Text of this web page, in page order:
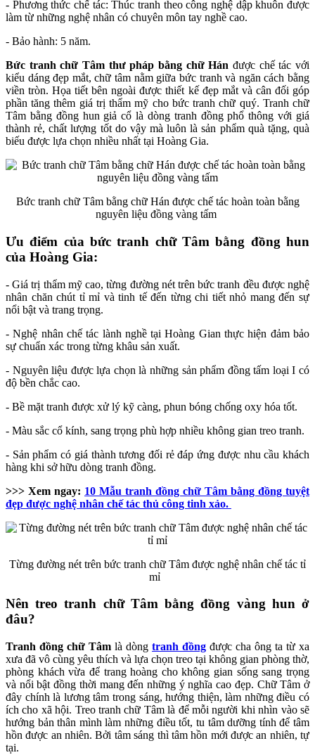
- Phương thức chế tác: Thúc tranh theo công nghệ dập khuôn được
làm từ những nghệ nhân có chuyên môn tay nghề cao.
- Bảo hành: 5 năm.
Bức tranh chữ Tâm thư pháp bằng chữ Hán được chế tác với
kiểu dáng đẹp mắt, chữ tâm nằm giữa bức tranh và ngăn cách bằng
viền tròn. Họa tiết bên ngoài được thiết kế đẹp mắt và cân đối góp
phần tăng thêm giá trị thẩm mỹ cho bức tranh chữ quý. Tranh chữ
Tâm bằng đồng hun giả cổ là dòng tranh đồng phổ thông với giá
thành rẻ, chất lượng tốt do vậy mà luôn là sản phẩm quà tặng, quà
biếu được lựa chọn nhiều nhất tại Hoàng Gia.
Bức tranh chữ Tâm bằng chữ Hán được chế tác hoàn toàn bằng
nguyên liệu đồng vàng tấm
Ưu điểm của bức tranh chữ Tâm bằng đồng hun
của Hoàng Gia:
- Giá trị thẩm mỹ cao, từng đường nét trên bức tranh đều được nghệ
nhân chăn chút tỉ mỉ và tinh tế đến từng chi tiết nhỏ mang đến sự
nổi bật và trang trọng.
- Nghệ nhân chế tác lành nghề tại Hoàng Gian thực hiện đảm bảo
sự chuẩn xác trong từng khâu sản xuất.
- Nguyên liệu được lựa chọn là những sản phẩm đồng tấm loại I có
độ bền chắc cao.
- Bề mặt tranh được xử lý kỹ càng, phun bóng chống oxy hóa tốt.
- Màu sắc cổ kính, sang trọng phù hợp nhiều không gian treo tranh.
- Sản phẩm có giá thành tương đối rẻ đáp ứng được nhu cầu khách
hàng khi sở hữu dòng tranh đồng.
>>> Xem ngay: 10 Mẫu tranh đồng chữ Tâm bằng đồng tuyệt
đẹp được nghệ nhân chế tác thủ công tinh xảo.
Từng đường nét trên bức tranh chữ Tâm được nghệ nhân chế tác tỉ
mỉ
Nên treo tranh chữ Tâm bằng đồng vàng hun ở
đâu?
Tranh đồng chữ Tâm là dòng tranh đồng được cha ông ta từ xa
xưa đã vô cùng yêu thích và lựa chọn treo tại không gian phòng thờ,
phòng khách vừa để trang hoàng cho không gian sống sang trọng
và nổi bật đồng thời mang đến những ý nghĩa cao đẹp. Chữ Tâm ở
đây chính là lương tâm trong sáng, hướng thiện, làm những điều có
ích cho xã hội. Treo tranh chữ Tâm là để mỗi người khi nhìn vào sẽ
hướng bản thân mình làm những điều tốt, tu tâm dưỡng tính để tâm
hồn được an nhiên. Bởi tâm sáng thì tâm hồn mới được an nhiên, tự
tại.